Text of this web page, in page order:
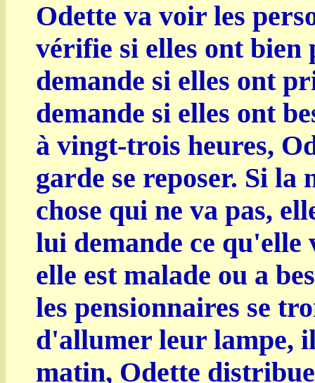
Odette va voir les
vérifie si elles ont bien
demande si elles ont
demande si elles ont
à vingt-trois heures,
garde se reposer. Si la
chose qui ne va pas,
lui demande ce qu'elle
elle est malade ou a
les pensionnaires se
d'allumer leur lampe,
matin, Odette